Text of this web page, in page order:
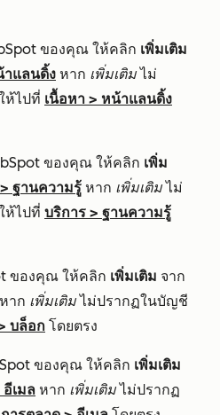
ของคุณ ให้คลิก เพิ่มเติม
าแลนดิ้ง หาก เพิ่มเติมไม่
ห้ไปที่ เนื้อหา > หน้าแลนดิ้ง
ของคุณ ให้คลิก เพิ่ม
> ฐานความรู้ หาก เพิ่มเติมไม่
ห้ไปที่ บริการ > ฐานความรู้
ของคุณ ให้คลิก เพิ่มเติม จาก
หาก เพิ่มเติมไม่ปรากฏในบัญชี
บล็อก โดยตรง
ของคุณ ให้คลิก เพิ่มเติม
อีเมล หาก เพิ่มเติมไม่ปรากฏ